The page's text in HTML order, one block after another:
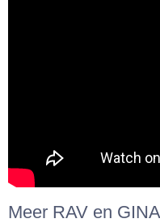
Meer RAV en